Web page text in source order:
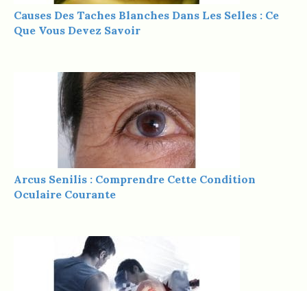
Causes Des Taches Blanches Dans Les Selles : Ce
Que Vous Devez Savoir
Arcus Senilis : Comprendre Cette Condition
Oculaire Courante